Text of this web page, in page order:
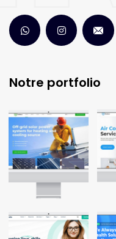
Notre portfolio